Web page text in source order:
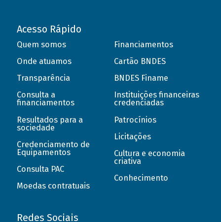
Acesso Rápido
Quem somos
Onde atuamos
Transparência
Consulta a
financiamentos
Resultados para a
sociedade
Credenciamento de
Equipamentos
Consulta PAC
Moedas contratuais
Financiamentos
Cartão BNDES
BNDES Finame
Instituições financeiras
credenciadas
Patrocínios
Licitações
Cultura e economia
criativa
Conhecimento
Redes Sociais